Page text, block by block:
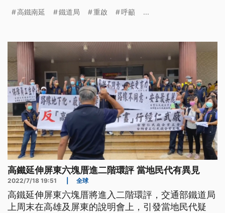
鐵道局態度保留回應，相關方案持續評估中。
高鐵南延 鐵道局 重啟 呼籲 ...
高鐵延伸屏東六塊厝進二階環評 當地民代有異見
2022/7/18 19:51 全球
高鐵延伸屏東六塊厝將進入二階環評，交通部鐵道局
上周末在高雄及屏東的說明會上，引發當地民代疑